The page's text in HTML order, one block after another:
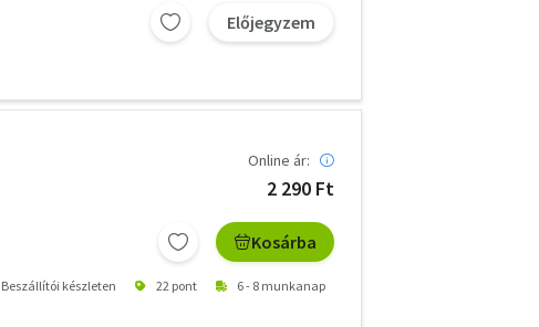
Előjegyzem
Online ár:
2 290 Ft
Kosárba
Beszállítói készleten 22 pont 6 - 8 munkanap